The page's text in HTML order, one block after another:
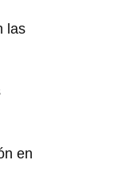
las
en